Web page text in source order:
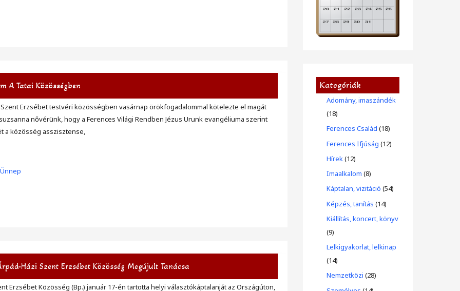
A Tatai Közösségben
Erzsébet testvéri közösségben vasárnap örökfogadalommal kötelezte el magát
nővérünk, hogy a Ferences Világi Rendben Jézus Urunk evangéliuma szerint
a közösség asszisztense,
Ünnep
Házi Szent Erzsébet Közösség Megújult Tanácsa
Erzsébet Közösség (Bp.) január 17-én tartotta helyi választókáptalanját az Országúton,
Kategóriák
Adomány, imaszándék
(18)
Ferences Család (18)
Ferences Ifjúság (12)
Hírek(12)
Imaalkalom (8)
Káptalan, vizitáció (54)
Képzés, tanítás (14)
Kiállítás, koncert, könyv
(9)
Lelkigyakorlat, lelkinap
(14)
Nemzetközi (28)